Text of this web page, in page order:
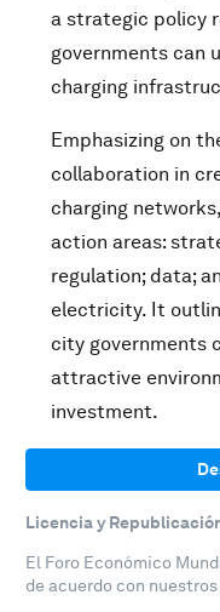
a strategic policy
governments can
charging
Emphasizing on
collaboration in
charging
action areas:
regulation; data;
electricity. It
city governments
attractive
investment.
Licencia y
El Foro Económico
de acuerdo con nuestros